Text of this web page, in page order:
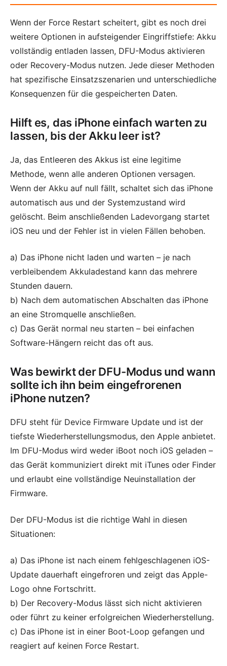
Wenn der Force Restart scheitert, gibt es noch drei
weitere Optionen in aufsteigender Eingriffstiefe: Akku
vollständig entladen lassen, DFU-Modus aktivieren
oder Recovery-Modus nutzen. Jede dieser Methoden
hat spezifische Einsatzszenarien und unterschiedliche
Konsequenzen für die gespeicherten Daten.
Hilft es, das iPhone einfach warten zu
lassen, bis der Akku leer ist?
Ja, das Entleeren des Akkus ist eine legitime
Methode, wenn alle anderen Optionen versagen.
Wenn der Akku auf null fällt, schaltet sich das iPhone
automatisch aus und der Systemzustand wird
gelöscht. Beim anschließenden Ladevorgang startet
iOS neu und der Fehler ist in vielen Fällen behoben.
a) Das iPhone nicht laden und warten – je nach
verbleibendem Akkuladestand kann das mehrere
Stunden dauern.
b) Nach dem automatischen Abschalten das iPhone
an eine Stromquelle anschließen.
c) Das Gerät normal neu starten – bei einfachen
Software-Hängern reicht das oft aus.
Was bewirkt der DFU-Modus und wann
sollte ich ihn beim eingefrorenen
iPhone nutzen?
DFU steht für Device Firmware Update und ist der
tiefste Wiederherstellungsmodus, den Apple anbietet.
Im DFU-Modus wird weder iBoot noch iOS geladen –
das Gerät kommuniziert direkt mit iTunes oder Finder
und erlaubt eine vollständige Neuinstallation der
Firmware.
Der DFU-Modus ist die richtige Wahl in diesen
Situationen:
a) Das iPhone ist nach einem fehlgeschlagenen iOS-
Update dauerhaft eingefroren und zeigt das Apple-
Logo ohne Fortschritt.
b) Der Recovery-Modus lässt sich nicht aktivieren
oder führt zu keiner erfolgreichen Wiederherstellung.
c) Das iPhone ist in einer Boot-Loop gefangen und
reagiert auf keinen Force Restart.